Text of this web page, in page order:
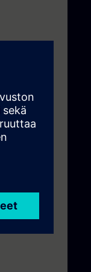
in Batch
their